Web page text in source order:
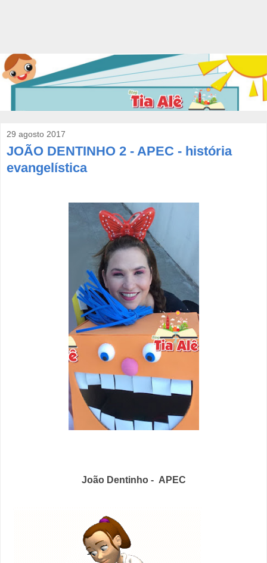
29 agosto 2017
JOÃO DENTINHO 2 - APEC - história
evangelística
João Dentinho - APEC